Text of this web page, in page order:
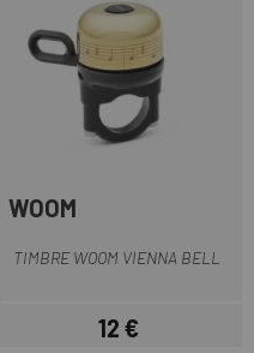
WOOM
TIMBRE WOOM VIENNA BELL
Preu
12 €